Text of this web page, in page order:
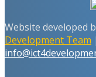
Website developed
Development Team |